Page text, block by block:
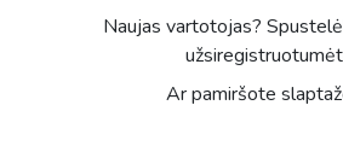
Naujas vartotojas?
Ar pamiršote